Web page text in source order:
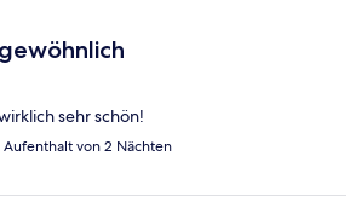
sehr schön!
von 2 Nächten